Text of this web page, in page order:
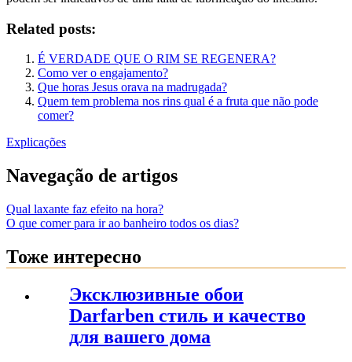
Related posts:
É VERDADE QUE O RIM SE REGENERA?
Como ver o engajamento?
Que horas Jesus orava na madrugada?
Quem tem problema nos rins qual é a fruta que não pode
comer?
Explicações
Navegação de artigos
Qual laxante faz efeito na hora?
O que comer para ir ao banheiro todos os dias?
Тоже интересно
Эксклюзивные обои
Darfarben стиль и качество
для вашего дома